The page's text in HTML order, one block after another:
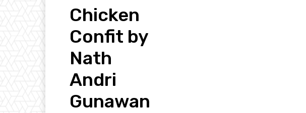
Chicken
Confit by
Nath
Andri
Gunawan